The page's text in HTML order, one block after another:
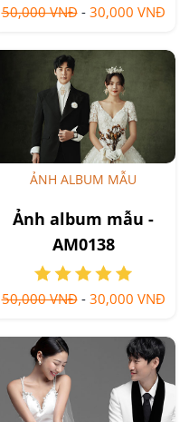
50,000 VNĐ- 30,000 VNĐ
ẢNH ALBUM MẪU
Ảnh album mẫu -
AM0138
50,000 VNĐ- 30,000 VNĐ